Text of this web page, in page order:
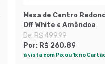
Mesa de Centro
Off White e Amêndoa
De:R$ 499,99
Por: R$ 260,89
à vista com Pix ou 1x no